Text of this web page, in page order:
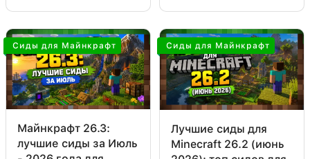
Сиды для Майнкрафт
Майнкрафт 26.3:
лучшие сиды за Июль
Сиды для Майнкрафт
Лучшие сиды для
Minecraft 26.2 (июнь